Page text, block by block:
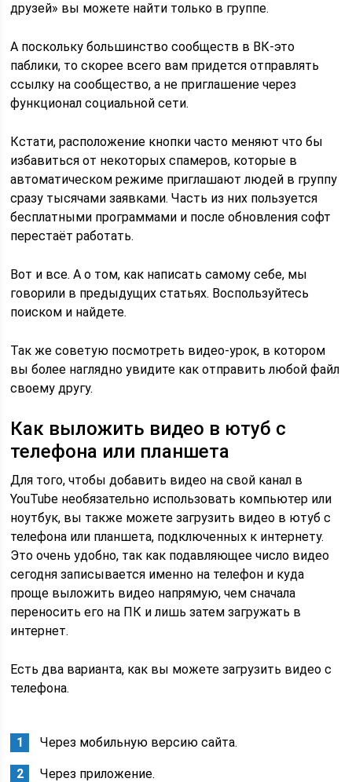
друзей» вы можете найти только в группе.
А поскольку большинство сообществ в ВК-это
паблики, то скорее всего вам придется отправлять
ссылку на сообщество, а не приглашение через
функционал социальной сети.
Кстати, расположение кнопки часто меняют что бы
избавиться от некоторых спамеров, которые в
автоматическом режиме приглашают людей в группу
сразу тысячами заявками. Часть из них пользуется
бесплатными программами и после обновления софт
перестаёт работать.
Вот и все. А о том, как написать самому себе, мы
говорили в предыдущих статьях. Воспользуйтесь
поиском и найдете.
Так же советую посмотреть видео-урок, в котором
вы более наглядно увидите как отправить любой файл
своему другу.
Как выложить видео в ютуб с
телефона или планшета
Для того, чтобы добавить видео на свой канал в
YouTube необязательно использовать компьютер или
ноутбук, вы также можете загрузить видео в ютуб с
телефона или планшета, подключенных к интернету.
Это очень удобно, так как подавляющее число видео
сегодня записывается именно на телефон и куда
проще выложить видео напрямую, чем сначала
переносить его на ПК и лишь затем загружать в
интернет.
Есть два варианта, как вы можете загрузить видео с
телефона.
Через мобильную версию сайта.
Через приложение.